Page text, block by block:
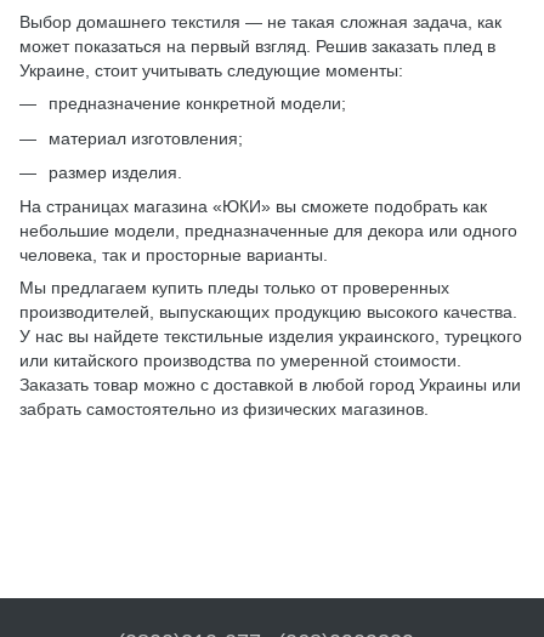
Выбор домашнего текстиля — не такая сложная задача, как
может показаться на первый взгляд. Решив заказать плед в
Украине, стоит учитывать следующие моменты:
предназначение конкретной модели;
материал изготовления;
размер изделия.
На страницах магазина «ЮКИ» вы сможете подобрать как
небольшие модели, предназначенные для декора или одного
человека, так и просторные варианты.
Мы предлагаем купить пледы только от проверенных
производителей, выпускающих продукцию высокого качества.
У нас вы найдете текстильные изделия украинского, турецкого
или китайского производства по умеренной стоимости.
Заказать товар можно с доставкой в любой город Украины или
забрать самостоятельно из физических магазинов.